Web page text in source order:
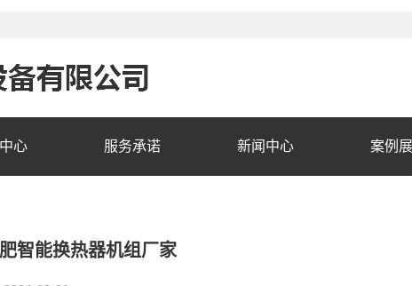
心 服务承诺 新闻中心 案例
智能换热器机组厂家